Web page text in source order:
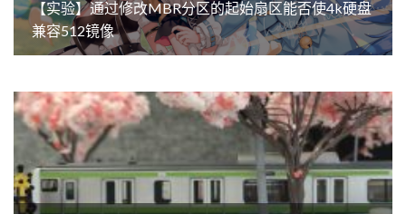
【实验】通过修改MBR分区的起始扇区能否使4k硬盘
兼容512镜像